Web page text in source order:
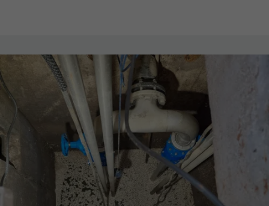
Nödvändiga
Dessa
cookies går
inte att välja
bort. De
behövs för